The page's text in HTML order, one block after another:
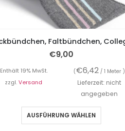
€9,00
Enthält 19% MwSt. (€6,42 / 1 Meter )
zzgl.Versand
Lieferzeit: nicht
angegeben
AUSFÜHRUNG WÄHLEN